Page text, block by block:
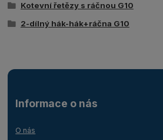
Kotevní řetězy s ráčnou G10
2-dílný hák-hák+ráčna G10
Informace o nás
O nás